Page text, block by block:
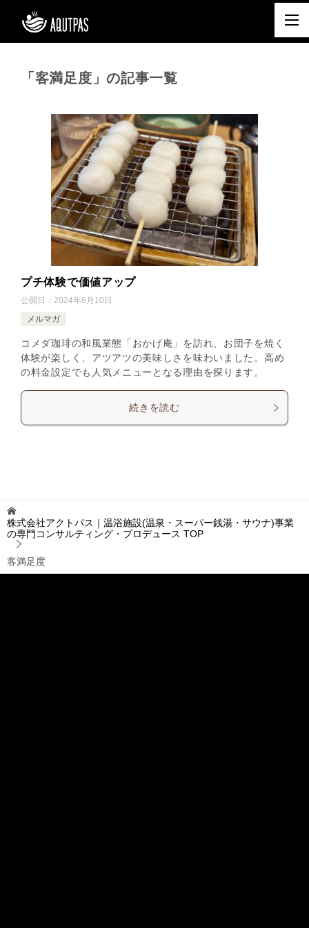
「客満足度」の記事一覧
プチ体験で価値アップ
公開日： 2024年6月10日
メルマガ
コメダ珈琲の和風業態「おかげ庵」を訪れ、お団子を焼く
体験が楽しく、アツアツの美味しさを味わいました。高め
の料金設定でも人気メニューとなる理由を探ります。
続きを読む
株式会社アクトパス｜温浴施設(温泉・スーパー銭湯・サウナ)事業
の専門コンサルティング・プロデュース TOP
客満足度